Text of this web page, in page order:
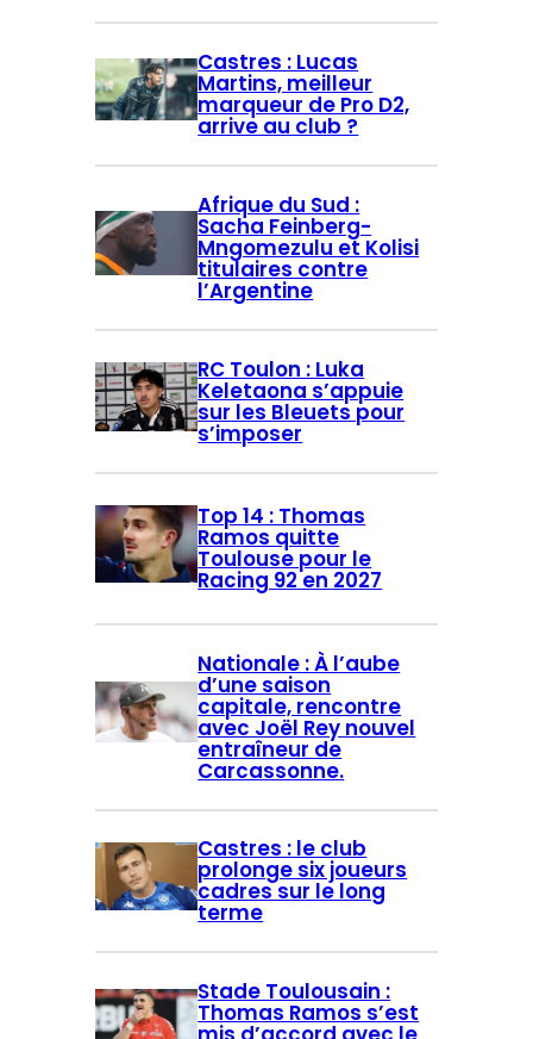
Castres : Lucas
Martins, meilleur
marqueur de Pro D2,
arrive au club ?
Afrique du Sud :
Sacha Feinberg-
Mngomezulu et Kolisi
titulaires contre
l’Argentine
RC Toulon : Luka
Keletaona s’appuie
sur les Bleuets pour
s’imposer
Top 14 : Thomas
Ramos quitte
Toulouse pour le
Racing 92 en 2027
Nationale : À l’aube
d’une saison
capitale, rencontre
avec Joël Rey nouvel
entraîneur de
Carcassonne.
Castres : le club
prolonge six joueurs
cadres sur le long
terme
Stade Toulousain :
Thomas Ramos s’est